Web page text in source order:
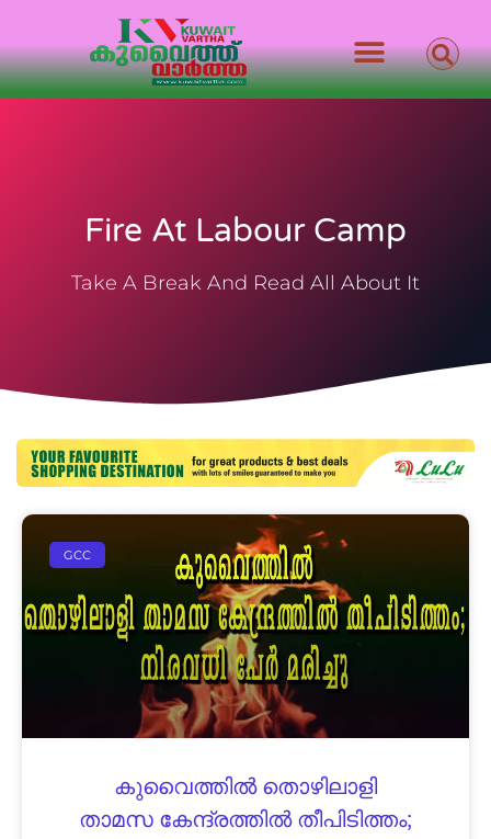
Fire At Labour Camp
Take A Break And Read All About It
GCC
കുവൈത്തിൽ തൊഴിലാളി
താമസ കേന്ദ്രത്തിൽ തീപിടിത്തം;